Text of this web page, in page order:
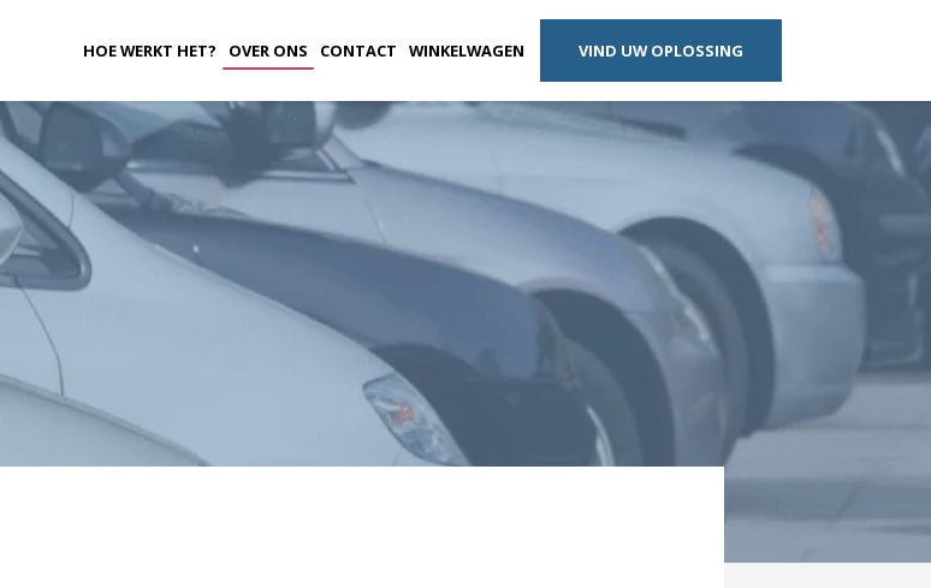
HOE WERKT HET? OVER ONS CONTACT WINKELWAGEN VIND UW OPLOSSING